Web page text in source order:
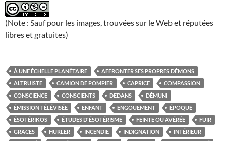
(Note : Sauf pour les images, trouvées sur le Web et réputées
libres et gratuites)
À UNE ÉCHELLE PLANÉTAIRE
AFFRONTER SES PROPRES DÉMONS
ALTRUISTE
CAMION DE POMPIER CAPRICE
COMPASSION
CONSCIENCE
CONSCIENTS DEDANS
DÉMUNI
ÉMISSION TÉLÉVISÉE
ENFANT ENGOUEMENT
ÉPOQUE
ÉSOTÉRIKOS
ÉTUDES D'ÉSOTÉRISME FEINTE OU AVÉRÉE
FUIR
GRACES
HURLER INCENDIE INDIGNATION
INTÉRIEUR